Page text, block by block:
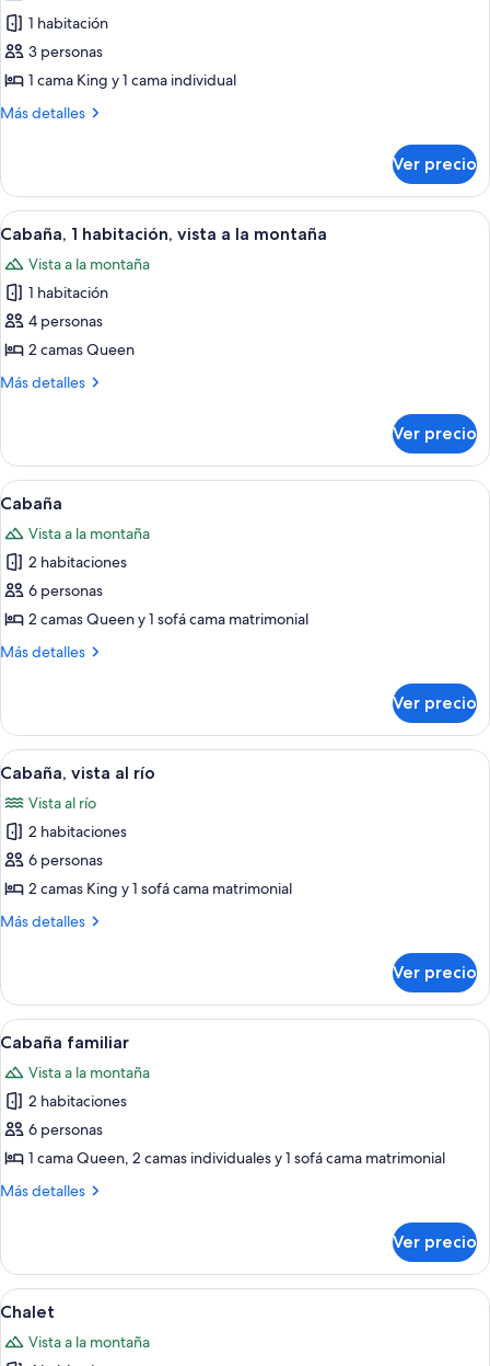
fotos
de
King
Cabin
1 habitación
3 personas
1 cama King y 1 cama individual
Más detalles
Más
Cabin
Ver precio
Abrir
todas
las
fotos
de
Cabaña,
1
a
la
montaña
Una cabaña con chimenea de
10
Cabaña, 1 habitación, vista a la montaña
Vista a la montaña
1 habitación
4 personas
2 camas Queen
Más detalles
Más
1
habitación,
vista
la
montaña
Ver precio
Abrir
todas
las
fotos
de
Cabaña
Una cabaña de troncos con puerta
14
Cabaña
Vista a la montaña
2 habitaciones
6 personas
2 camas Queen y 1 sofá cama matrimonial
Más detalles
Más
Ver precio
Abrir
todas
las
fotos
de
Cabaña,
vista
Una cabaña rústica con techo
12
Cabaña, vista al río
Vista al río
2 habitaciones
6 personas
2 camas King y 1 sofá cama matrimonial
Más detalles
Más
vista
al
río
Ver precio
Abrir
todas
las
fotos
de
Cabaña
familiar
Una cabaña de troncos con puerta
15
Cabaña familiar
Vista a la montaña
2 habitaciones
6 personas
1 cama Queen, 2 camas individuales y 1 sofá cama matrimonial
Más detalles
Más
familiar
Ver precio
Abrir
todas
las
Una cabaña de troncos con techo
27
Chalet
Vista a la montaña